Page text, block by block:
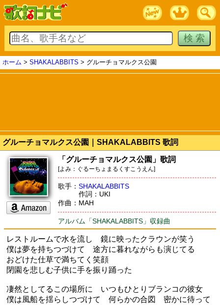
ホーム > SHAKALABBITS > グルーチョマルクス公園
グルーチョマルクス公園｜SHAKALABBITS 歌詞
「グルーチョマルクス公園」歌詞
[よみ：ぐるーちょまるくすこうえん]
歌手： SHAKALABBITS
作詞：UKI
作曲：MAH
アルバム「SHAKALABBITS」収録曲
レストルームで水を流し 鏡に映ったクラウンが笑う
僕は夢を持ちつづけて 途方に暮れながらも演じてる
おどけた仕草で満ちてく笑顔
閉園を悲しむ子供に手を振り踊った
凄然としてるこの場所に いつもひとりブランコの彼女
僕は風船を揺らしつづけて 何らかの合図 密かに待って